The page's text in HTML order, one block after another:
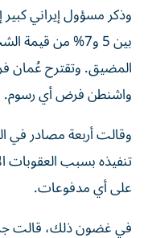
وذكر مسؤول إيراني
بين 5 و7% من
واشنطن فرض أي رسوم.
وقالت أربعة مصادر في
تنفيذه بسبب العقوبات
على أي مدفوعات.
في غضون ذلك، قالت